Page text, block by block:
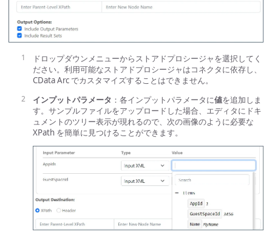
ドロップダウンメニューからストアドプロシージャを選択してく
ださい。利用可能なストアドプロシージャはコネクタに依存し、
CData Arc でカスタマイズすることはできません。
インプットパラメータ ：各インプットパラメータに値を追加しま
す。サンプルファイルをアップロードした場合、エディタにドキ
ュメントのツリー表示が現れるので、次の画像のように必要な
XPath を簡単に見つけることができます。